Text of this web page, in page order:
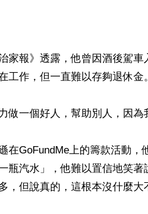
家報》透露，他曾因酒後駕
工作，但一直難以存夠退休金。
做一個好人，幫助別人，因為
在GoFundMe上的籌款活動
瓶汽水」，他難以置信地笑著
，但說真的，這根本沒什麼大